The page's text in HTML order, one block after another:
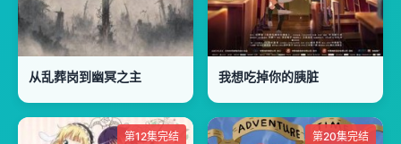
从乱葬岗到幽冥之主 我想吃掉你的胰脏
第12集完结 第20集完结